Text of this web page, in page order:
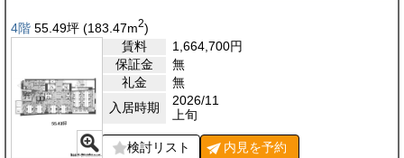
4階 55.49坪 (183.47m2)
賃料
1,664,700円
保証金
無
礼金
無
入居時期
2026/11
上旬
検討リスト 内見を予約